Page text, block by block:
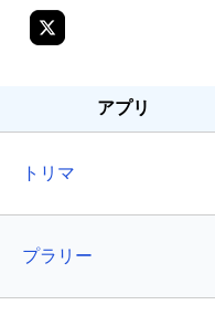
アプリ
トリマ
プラリー